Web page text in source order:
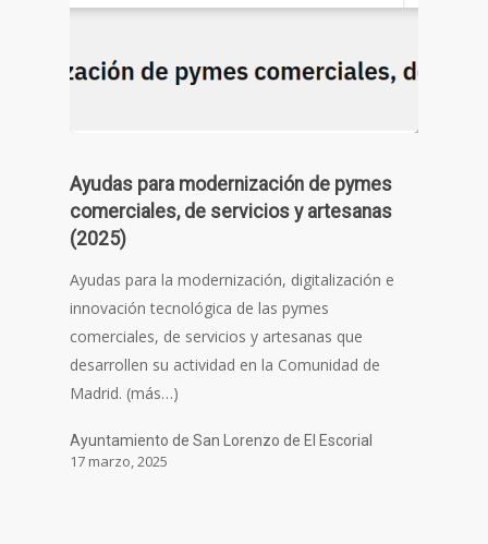
Ayudas para modernización de pymes
comerciales, de servicios y artesanas
(2025)
Ayudas para la modernización, digitalización e
innovación tecnológica de las pymes
comerciales, de servicios y artesanas que
desarrollen su actividad en la Comunidad de
Madrid. (más…)
Ayuntamiento de San Lorenzo de El Escorial
17 marzo, 2025